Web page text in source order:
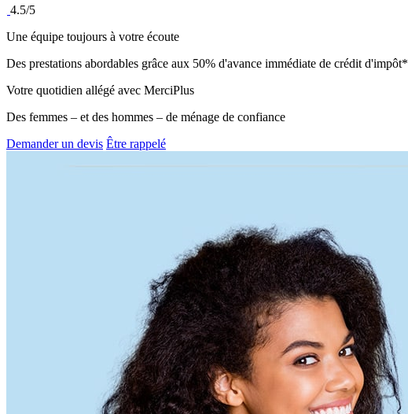
4.5/5
Une équipe toujours à votre écoute
Des prestations abordables grâce aux 50% d'avance immédiate de crédit d'impôt*
Votre quotidien allégé avec MerciPlus
Des femmes – et des hommes – de ménage de confiance
Demander un devis Être rappelé